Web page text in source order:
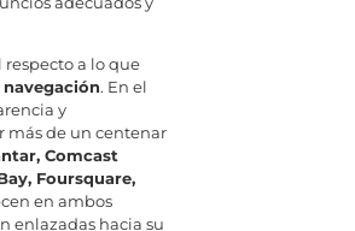
a lo que
. En el
y
más de un centenar
Comcast
Foursquare,
en ambos
enlazadas hacia su